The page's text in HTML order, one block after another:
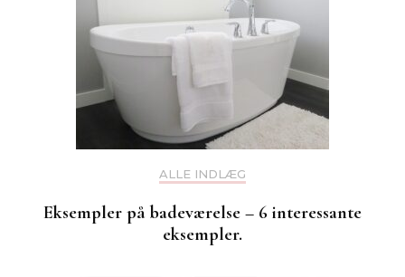
ALLE INDLÆG
Eksempler på badeværelse – 6 interessante
eksempler.